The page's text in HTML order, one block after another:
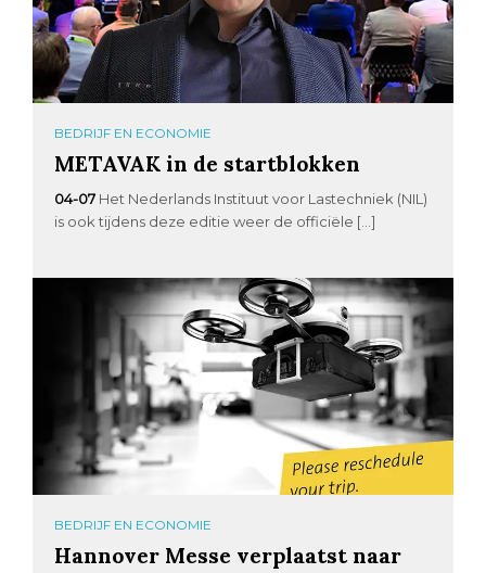
BEDRIJF EN ECONOMIE
METAVAK in de startblokken
04-07 Het Nederlands Instituut voor Lastechniek (NIL)
is ook tijdens deze editie weer de officiële […]
BEDRIJF EN ECONOMIE
Hannover Messe verplaatst naar